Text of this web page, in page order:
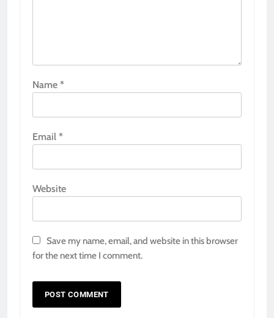
Name *
Email *
Website
Save my name, email, and website in this browser
for the next time I comment.